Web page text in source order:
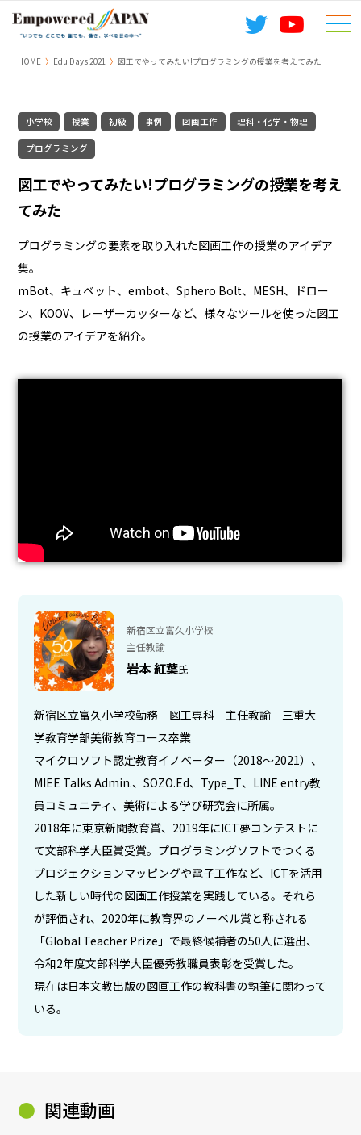
HOME Edu Days 2021 図工でやってみたい!プログラミングの授業を考えてみた
小学校 授業 初級 事例 図画工作 理科・化学・物理
プログラミング
図工でやってみたい!プログラミングの授業を考え
てみた
プログラミングの要素を取り入れた図画工作の授業のアイデア
集。
mBot、キュベット、embot、Sphero Bolt、MESH、ドロー
ン、KOOV、レーザーカッターなど、様々なツールを使った図工
の授業のアイデアを紹介。
新宿区立富久小学校
主任教諭
岩本 紅葉氏
新宿区立富久小学校勤務 図工専科 主任教諭 三重大
学教育学部美術教育コース卒業
マイクロソフト認定教育イノベーター（2018〜2021）、
MIEE Talks Admin.、SOZO.Ed、Type_T、LINE entry教
員コミュニティ、美術による学び研究会に所属。
2018年に東京新聞教育賞、2019年にICT夢コンテストに
て文部科学大臣賞受賞。プログラミングソフトでつくる
プロジェクションマッピングや電子工作など、ICTを活用
した新しい時代の図画工作授業を実践している。それら
が評価され、2020年に教育界のノーベル賞と称される
「Global Teacher Prize」で最終候補者の50人に選出、
令和2年度文部科学大臣優秀教職員表彰を受賞した。
現在は日本文教出版の図画工作の教科書の執筆に関わって
いる。
● 関連動画